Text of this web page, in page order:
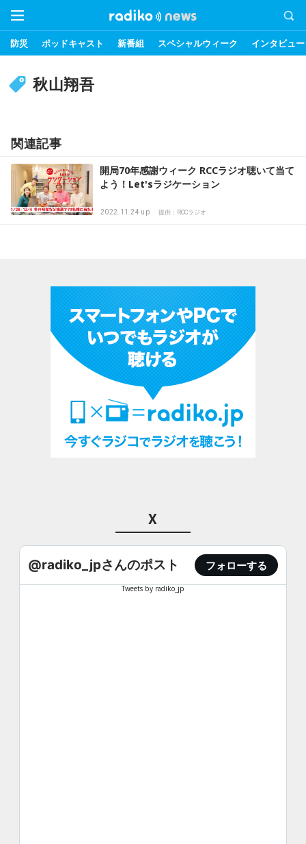
防災 ポッドキャスト 新番組 スペシャルウィーク インタビュー
秋山翔吾
関連記事
開局70年感謝ウィーク RCCラジオ聴いて当て
よう！Let'sラジケーション
2022.11.24 up 提供：RCCラジオ
X
@radiko_jpさんのポスト フォローする
Tweets by radiko_jp